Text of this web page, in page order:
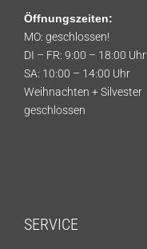
Öffnungszeiten:
MO: geschlossen!
DI – FR: 9:00 – 18:00 Uhr
SA: 10:00 – 14:00 Uhr
Weihnachten + Silvester
geschlossen
SERVICE